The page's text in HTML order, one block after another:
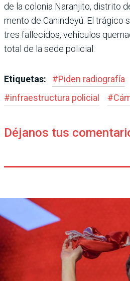
de la colo­nia Naranjito, distrito
mento de Canindeyú. El trá­gico
tres fallecidos, vehículos
total de la sede policial.
Etiquetas: #Piden radiografía
#infraestructura policial #
Déjanos tus